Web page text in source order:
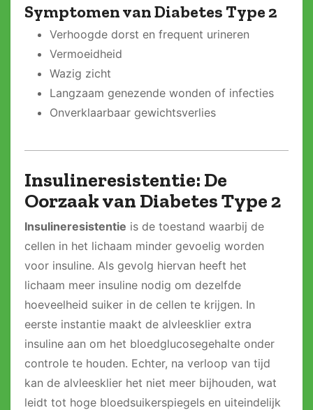
Symptomen van Diabetes Type 2
Verhoogde dorst en frequent urineren
Vermoeidheid
Wazig zicht
Langzaam genezende wonden of infecties
Onverklaarbaar gewichtsverlies
Insulineresistentie: De
Oorzaak van Diabetes Type 2
Insulineresistentie is de toestand waarbij de
cellen in het lichaam minder gevoelig worden
voor insuline. Als gevolg hiervan heeft het
lichaam meer insuline nodig om dezelfde
hoeveelheid suiker in de cellen te krijgen. In
eerste instantie maakt de alvleesklier extra
insuline aan om het bloedglucosegehalte onder
controle te houden. Echter, na verloop van tijd
kan de alvleesklier het niet meer bijhouden, wat
leidt tot hoge bloedsuikerspiegels en uiteindelijk